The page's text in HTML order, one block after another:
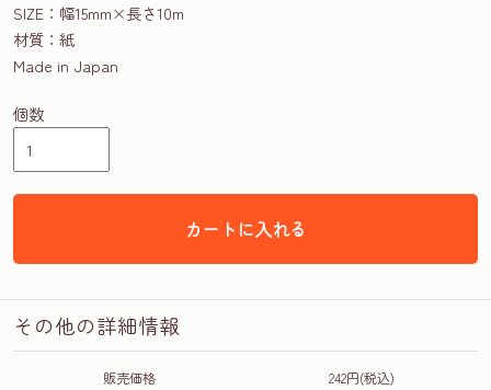
SIZE：幅15mm×長さ10m
材質：紙
Made in Japan
個数
カートに入れる
その他の詳細情報
販売価格 242円(税込)